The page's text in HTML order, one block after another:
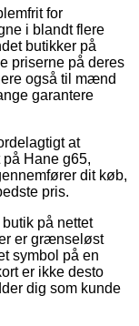
for
i blandt flere
butikker på
priserne på deres
også til mænd
garantere
at
Hane g65,
dit køb,
pris.
på nettet
er grænseløst
symbol på en
er ikke desto
dig som kunde